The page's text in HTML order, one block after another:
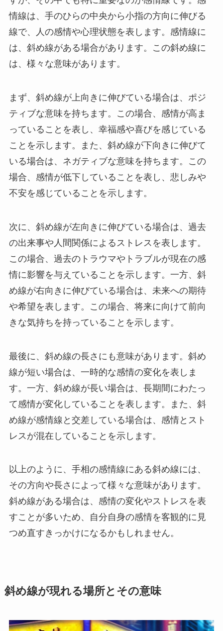
情線は、手のひらの中央から小指の方向に伸びる
線で、人の感情や心理状態を表します。感情線に
は、斜め線がある場合があります。この斜め線に
は、様々な意味があります。
まず、斜め線が上向きに伸びている場合は、ポジ
ティブな意味を持ちます。この場合、感情が高ま
っていることを表し、幸福感や喜びを感じている
ことを示します。また、斜め線が下向きに伸びて
いる場合は、ネガティブな意味を持ちます。この
場合、感情が低下していることを表し、悲しみや
不安を感じていることを示します。
次に、斜め線が左向きに伸びている場合は、過去
の出来事や人間関係によるストレスを表します。
この場合、過去のトラウマやトラブルが現在の感
情に影響を与えていることを示します。一方、斜
め線が右向きに伸びている場合は、未来への期待
や希望を表します。この場合、将来に向けて前向
きな気持ちを持っていることを示します。
最後に、斜め線の長さにも意味があります。斜め
線が短い場合は、一時的な感情の変化を表しま
す。一方、斜め線が長い場合は、長期間にわたっ
て感情が変化していることを表します。また、斜
め線が感情線と交差している場合は、感情とスト
レスが混在していることを示します。
以上のように、手相の感情線にある斜め線には、
その方向や長さによって様々な意味があります。
斜め線がある場合は、感情の変化やストレスを表
すことが多いため、自分自身の感情を客観的に見
つめ直すきっかけになるかもしれません。
斜め線が現れる場所とその意味